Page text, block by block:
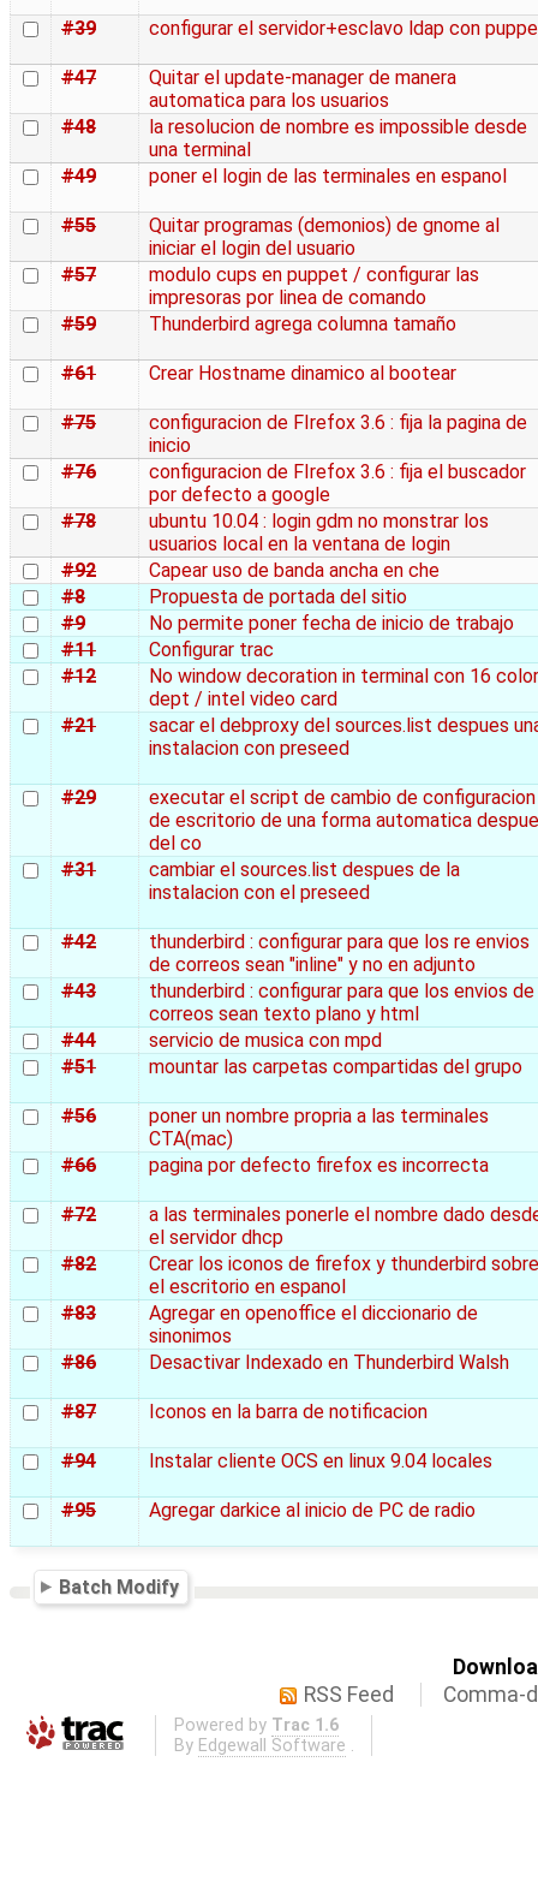
#39 configurar el servidor+esclavo ldap con
#47
Quitar el update-manager de manera
automatica para los usuarios
#48
la resolucion de nombre es impossible desde
una terminal
#49
poner el login de las terminales en espanol
#55
Quitar programas (demonios) de gnome al
iniciar el login del usuario
#57
modulo cups en puppet / configurar las
impresoras por linea de comando
#59
Thunderbird agrega columna tamaño
#61 Crear Hostname dinamico al bootear
#75
configuracion de FIrefox 3.6 : fija la pagina de
inicio
#76
configuracion de FIrefox 3.6 : fija el buscador
por defecto a google
#78
ubuntu 10.04 : login gdm no monstrar los
usuarios local en la ventana de login
#92
Capear uso de banda ancha en che
#8
Propuesta de portada del sitio
#9
No permite poner fecha de inicio de trabajo
#11
Configurar trac
#12
No window decoration in terminal con 16 color
dept / intel video card
#21
sacar el debproxy del sources.list despues
instalacion con preseed
#29
executar el script de cambio de configuracion
de escritorio de una forma automatica
del co
#31
cambiar el sources.list despues de la
instalacion con el preseed
#42
thunderbird : configurar para que los re envios
de correos sean "inline" y no en adjunto
#43
thunderbird : configurar para que los envios de
correos sean texto plano y html
#44
servicio de musica con mpd
#51
mountar las carpetas compartidas del grupo
#56
poner un nombre propria a las terminales
CTA(mac)
#66
pagina por defecto firefox es incorrecta
#72
a las terminales ponerle el nombre dado
el servidor dhcp
#82
Crear los iconos de firefox y thunderbird sobre
el escritorio en espanol
#83
Agregar en openoffice el diccionario de
sinonimos
#86
Desactivar Indexado en Thunderbird Walsh
#87 Iconos en la barra de notificacion
#94 Instalar cliente OCS en linux 9.04 locales
#95 Agregar darkice al inicio de PC de radio
Batch Modify
RSS Feed
Comma-
Powered by Trac 1.6
By Edgewall Software .